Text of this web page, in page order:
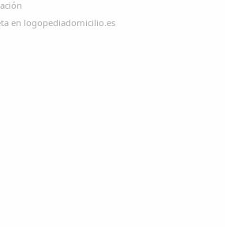
en logopediadomicilio.es